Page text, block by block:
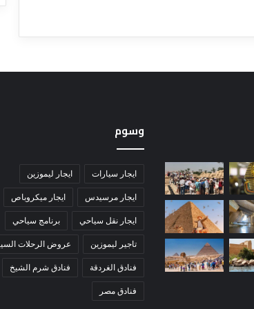
وسوم
ايجار سيارات ايجار ليموزين
ايجار مرسيدس ايجار ميكروباص
ايجار نقل سياحي برنامج سياحي
تاجير ليموزين عروض الرحلات
فنادق الغردقة فنادق شرم الشيخ
فنادق مصر